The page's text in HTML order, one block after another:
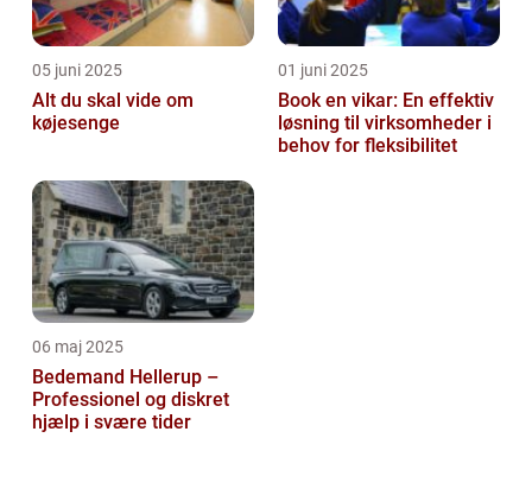
05 juni 2025
Alt du skal vide om
køjesenge
01 juni 2025
Book en vikar: En effektiv
løsning til virksomheder i
behov for fleksibilitet
06 maj 2025
Bedemand Hellerup –
Professionel og diskret
hjælp i svære tider